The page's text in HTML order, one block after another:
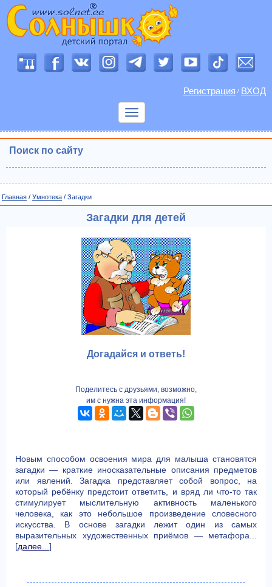
Регистрация / ВХОД
Показать
Поиск по сайту
Главная / Умнотека / Загадки
Загадки для детей
Догадайся и ответь!
Поделитесь с друзьями, возможно,
им с нужна эта информация!
Новым способом освоения мира для малыша становятся
загадки — краткие иносказательные описания предметов
или явлений. Загадка представляет собой вопрос, на
который ребёнку предстоит ответить, и вряд ли что-то так
стимулирует мыслительную активность маленького
человека, как это небольшое произведение словесного
искусства. В основе загадки лежит один из самых
выразительных художественных приёмов — метафора...
[далее... ]